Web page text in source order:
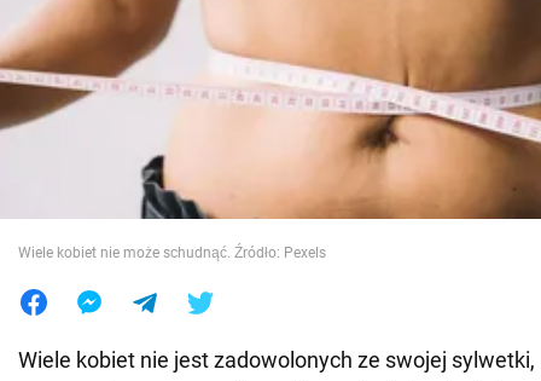
Społeczeństwo
Wojna na Ukrainie
Jedzenie
Wiele kobiet nie może schudnąć. Źródło: Pexels
Wiele kobiet nie jest zadowolonych ze swojej sylwetki,